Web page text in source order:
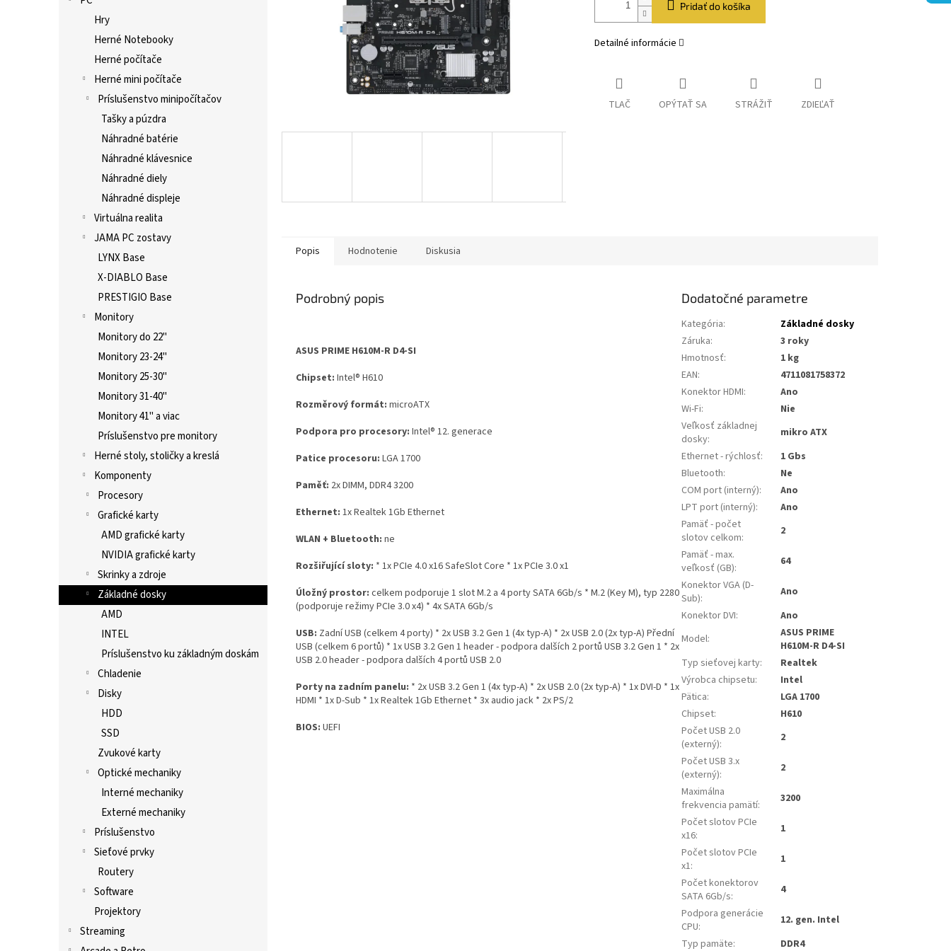
Hry
Herné Notebooky
Herné počítače
Herné mini počítače
Príslušenstvo minipočítačov
Tašky a púzdra
Náhradné batérie
Náhradné klávesnice
Náhradné diely
Náhradné displeje
Virtuálna realita
JAMA PC zostavy
LYNX Base
X-DIABLO Base
PRESTIGIO Base
Monitory
Monitory do 22"
Monitory 23-24"
Monitory 25-30"
Monitory 31-40"
Monitory 41" a viac
Príslušenstvo pre monitory
Herné stoly, stoličky a kreslá
Komponenty
Procesory
Grafické karty
AMD grafické karty
NVIDIA grafické karty
Skrinky a zdroje
Základné dosky
AMD
INTEL
Príslušenstvo ku základným doskám
Chladenie
Disky
HDD
SSD
Zvukové karty
Optické mechaniky
Interné mechaniky
Externé mechaniky
Príslušenstvo
Sieťové prvky
Routery
Software
Projektory
Streaming
Pridať do košíka
Detailné informácie
TLAČ OPÝTAŤ SA STRÁŽIŤ ZDIEĽAŤ
Popis Hodnotenie Diskusia
Podrobný popis
ASUS PRIME H610M-R D4-SI
Chipset: Intel® H610
Rozměrový formát: microATX
Podpora pro procesory: Intel® 12. generace
Patice procesoru: LGA 1700
Paměť: 2x DIMM, DDR4 3200
Ethernet: 1x Realtek 1Gb Ethernet
WLAN + Bluetooth: ne
Rozšiřující sloty: * 1x PCIe 4.0 x16 SafeSlot Core * 1x PCIe 3.0 x1
Úložný prostor: celkem podporuje 1 slot M.2 a 4 porty SATA 6Gb/s * M.2 (Key M), typ 2280
(podporuje režimy PCIe 3.0 x4) * 4x SATA 6Gb/s
USB: Zadní USB (celkem 4 porty) * 2x USB 3.2 Gen 1 (4x typ-A) * 2x USB 2.0 (2x typ-A) Přední
USB (celkem 6 portů) * 1x USB 3.2 Gen 1 header - podpora dalších 2 portů USB 3.2 Gen 1 * 2x
USB 2.0 header - podpora dalších 4 portů USB 2.0
Porty na zadním panelu: * 2x USB 3.2 Gen 1 (4x typ-A) * 2x USB 2.0 (2x typ-A) * 1x DVI-D * 1x
HDMI * 1x D-Sub * 1x Realtek 1Gb Ethernet * 3x audio jack * 2x PS/2
BIOS: UEFI
Dodatočné parametre
Kategória:
Základné dosky
Záruka:
3 roky
Hmotnosť:
1 kg
EAN:
4711081758372
Konektor HDMI:
Ano
Wi-Fi:
Nie
Veľkosť základnej
dosky:
mikro ATX
Ethernet - rýchlosť:
1 Gbs
Bluetooth:
Ne
COM port (interný):
Ano
LPT port (interný):
Ano
Pamäť - počet
slotov celkom:
2
Pamäť - max.
veľkosť (GB):
64
Konektor VGA (D-
Sub):
Ano
Konektor DVI:
Ano
Model:
ASUS PRIME
H610M-R D4-SI
Typ sieťovej karty:
Realtek
Výrobca chipsetu:
Intel
Pätica:
LGA 1700
Chipset:
H610
Počet USB 2.0
(externý):
2
Počet USB 3.x
(externý):
2
Maximálna
frekvencia pamätí:
3200
Počet slotov PCIe
x16:
1
Počet slotov PCIe
x1:
1
Počet konektorov
SATA 6Gb/s:
4
Podpora generácie
CPU:
12. gen. Intel
Typ pamäte:
DDR4